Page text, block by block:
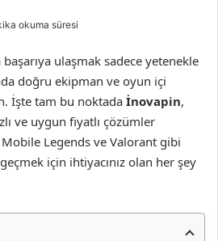
okuma süresi
ulaşmak sadece yetenekle
doğru ekipman ve oyun içi
İşte tam bu noktada İnovapin,
ve uygun fiyatlı çözümler
Legends ve Valorant gibi
için ihtiyacınız olan her şey